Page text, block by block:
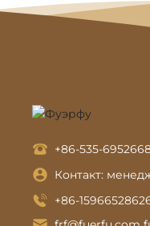
+86-535-
Контакт:
+86-